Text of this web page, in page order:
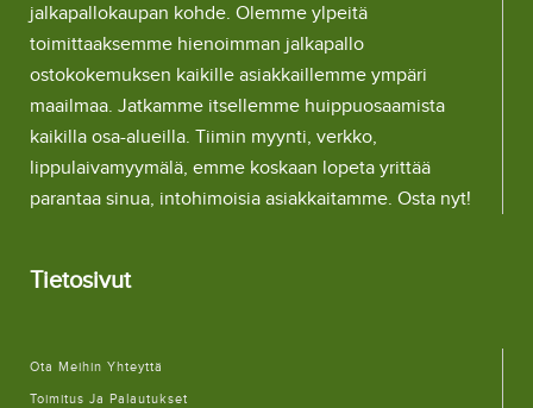
jalkapallokaupan kohde. Olemme ylpeitä
toimittaaksemme hienoimman jalkapallo
ostokokemuksen kaikille asiakkaillemme ympäri
maailmaa. Jatkamme itsellemme huippuosaamista
kaikilla osa-alueilla. Tiimin myynti, verkko,
lippulaivamyymälä, emme koskaan lopeta yrittää
parantaa sinua, intohimoisia asiakkaitamme. Osta nyt!
Tietosivut
Ota Meihin Yhteyttä
Toimitus Ja Palautukset